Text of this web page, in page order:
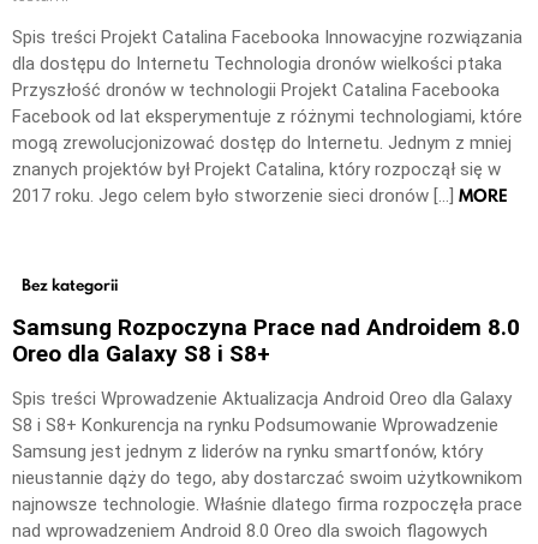
Spis treści Projekt Catalina Facebooka Innowacyjne rozwiązania
dla dostępu do Internetu Technologia dronów wielkości ptaka
Przyszłość dronów w technologii Projekt Catalina Facebooka
Facebook od lat eksperymentuje z różnymi technologiami, które
mogą zrewolucjonizować dostęp do Internetu. Jednym z mniej
znanych projektów był Projekt Catalina, który rozpoczął się w
2017 roku. Jego celem było stworzenie sieci dronów […] MORE
Bez kategorii
Samsung Rozpoczyna Prace nad Androidem 8.0
Oreo dla Galaxy S8 i S8+
Spis treści Wprowadzenie Aktualizacja Android Oreo dla Galaxy
S8 i S8+ Konkurencja na rynku Podsumowanie Wprowadzenie
Samsung jest jednym z liderów na rynku smartfonów, który
nieustannie dąży do tego, aby dostarczać swoim użytkownikom
najnowsze technologie. Właśnie dlatego firma rozpoczęła prace
nad wprowadzeniem Android 8.0 Oreo dla swoich flagowych